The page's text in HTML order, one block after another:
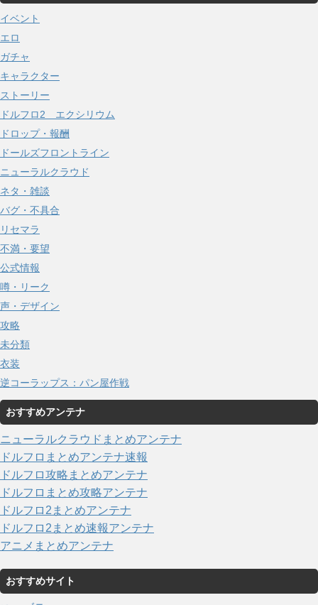
イ
ブ
イベント
エロ
ガチャ
キャラクター
ストーリー
ドルフロ2 エクシリウム
ドロップ・報酬
ドールズフロントライン
ニューラルクラウド
ネタ・雑談
バグ・不具合
リセマラ
不満・要望
公式情報
噂・リーク
声・デザイン
攻略
未分類
衣装
逆コーラップス：パン屋作戦
おすすめアンテナ
ニューラルクラウドまとめアンテナ
ドルフロまとめアンテナ速報
ドルフロ攻略まとめアンテナ
ドルフロまとめ攻略アンテナ
ドルフロ2まとめアンテナ
ドルフロ2まとめ速報アンテナ
アニメまとめアンテナ
おすすめサイト